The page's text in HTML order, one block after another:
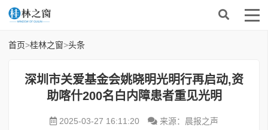
首页>桂林之窗>头条
深圳市关爱基金会姚晓明光明行再启动,资
助喀什200名白内障患者重见光明
2025-03-27 16:11:20
来源：晨报之声